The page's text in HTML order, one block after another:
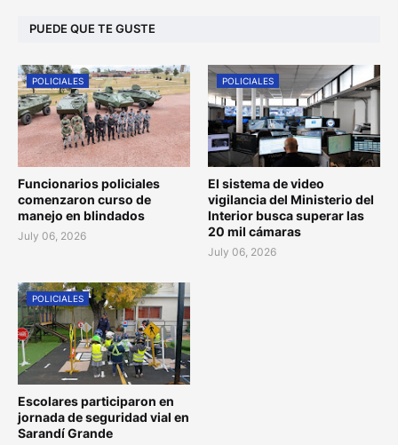
PUEDE QUE TE GUSTE
POLICIALES
Funcionarios policiales
comenzaron curso de
manejo en blindados
July 06, 2026
POLICIALES
El sistema de video
vigilancia del Ministerio del
Interior busca superar las
20 mil cámaras
July 06, 2026
POLICIALES
Escolares participaron en
jornada de seguridad vial en
Sarandí Grande